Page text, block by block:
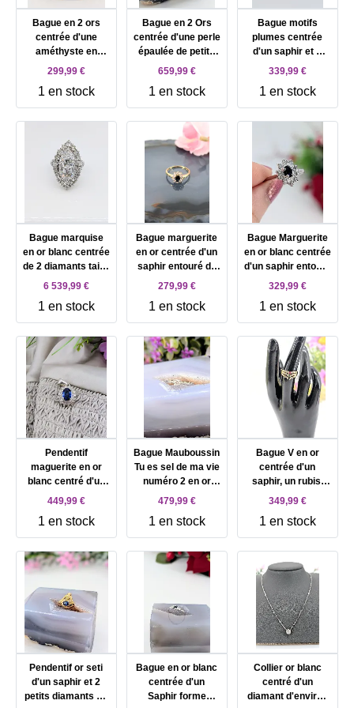
Bague en 2 ors
centrée d'une
améthyste en
cabochon épaulé
diamants Or 750
Millième (18 CT)
2,08g
299,99 €
1 en stock
Bague en 2 Ors
centrée d'une perle
épaulée de petits
diamants Or 750
4,61g
659,99 €
1 en stock
Bague motifs
plumes centrée
d'un saphir et 2
petits diamants Or
CT) 2,63g
339,99 €
1 en stock
Bague marquise
en or blanc centrée
de 2 diamants taille
ancienne d'environ
2 rangs de
diamants Or 750
Millième (18 CT)
8,85g
6 539,99 €
1 en stock
Bague marguerite
en or centrée d'un
saphir entouré de
10 oxydes Or 750
2,01g
279,99 €
1 en stock
Bague Marguerite
en or blanc centrée
d'un saphir entouré
de 10 oxydes Or
CT) 2,82g
329,99 €
1 en stock
Pendentif
maguerite en or
blanc centré d'un
beau saphir
de diamants Or
750 Millième (18
CT) 2,31g
449,99 €
1 en stock
Bague Mauboussin
Tu es sel de ma vie
numéro 2 en or
blanc centré d'un
0,15ct épaulé de 6
petits diamants Or
750 Millième (18
CT) 2,54g
479,99 €
1 en stock
Bague V en or
centrée d'un
saphir, un rubis,
une émeraude et 6
750 Millième (18
CT) 2,3g
349,99 €
1 en stock
Pendentif or seti
d'un saphir et 2
petits diamants Or
Bague en or blanc
centrée d'un
Saphir forme
Collier or blanc
centré d'un
diamant d'environ